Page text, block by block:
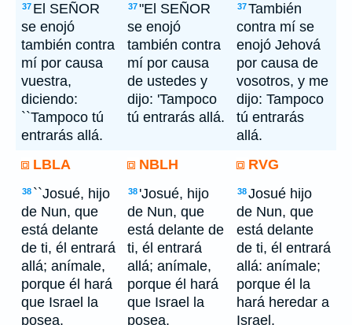
37 El SEÑOR
se enojó
también contra
mí por causa
vuestra,
diciendo:
``Tampoco tú
entrarás allá.
37"El SEÑOR
se enojó
también contra
mí por causa
de ustedes y
dijo: 'Tampoco
tú entrarás allá.
37También
contra mí se
enojó Jehová
por causa de
vosotros, y me
dijo: Tampoco
tú entrarás
allá.
LBLA
NBLH RVG
38 ``Josué, hijo
de Nun, que
está delante
de ti, él entrará
allá; anímale,
porque él hará
que Israel la
posea.
38 'Josué, hijo
de Nun, que
está delante de
ti, él entrará
allá; anímale,
porque él hará
que Israel la
posea.
38Josué hijo
de Nun, que
está delante
de ti, él entrará
allá: anímale;
porque él la
hará heredar a
Israel.